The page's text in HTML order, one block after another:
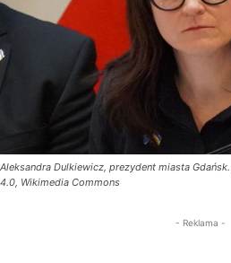
Aleksandra Dulkiewicz, prezydent miasta
4.0, Wikimedia Commons
- Reklama -